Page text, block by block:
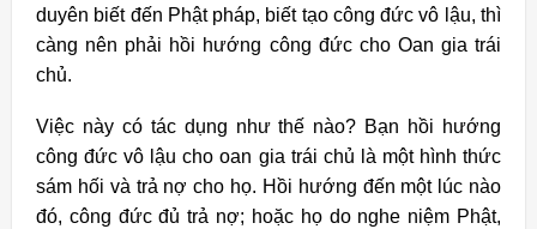
duyên biết đến Phật pháp, biết tạo công đức vô lậu, thì
càng nên phải hồi hướng công đức cho Oan gia trái
chủ.
Việc này có tác dụng như thế nào? Bạn hồi hướng
công đức vô lậu cho oan gia trái chủ là một hình thức
sám hối và trả nợ cho họ. Hồi hướng đến một lúc nào
đó, công đức đủ trả nợ; hoặc họ do nghe niệm Phật,